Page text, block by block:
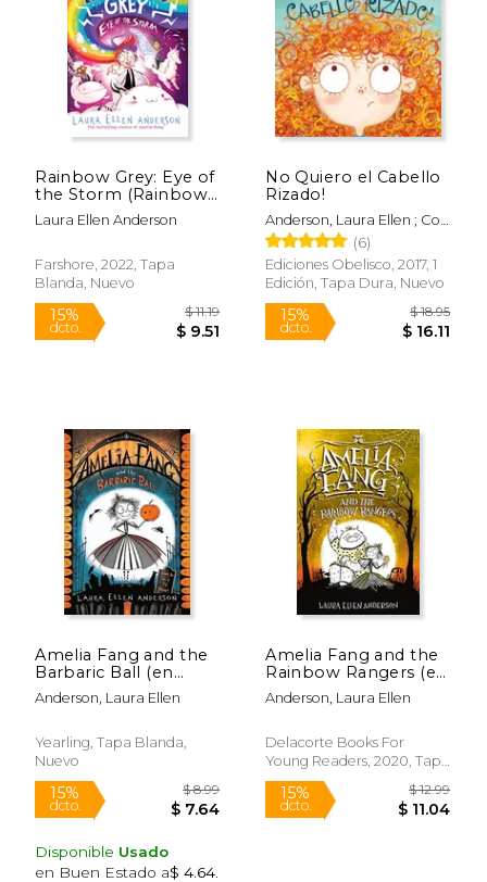
dcto.
15%
dcto.
Rápido
Rainbow Grey: Eye of
the Storm (Rainbow
Grey Series) (en
Inglés)
Laura Ellen Anderson
Farshore, 2022, Tapa
Blanda, Nuevo
15%
dcto. $ 9.51
No Quiero el Cabello
Rizado!
Anderson, Laura Ellen ; Coll,
Olga
(6)
Ediciones Obelisco, 2017, 1
Edición, Tapa Dura, Nuevo
15%
dcto. $
Amelia Fang and the
Barbaric Ball (en
Inglés)
Anderson, Laura Ellen
Yearling, Tapa Blanda,
Nuevo
Disponible Usado
en Buen Estado a$ 4.64
Amelia Fang and the
Rainbow Rangers (en
Inglés)
Anderson, Laura Ellen
Delacorte Books For
Young Readers, 2020, Tapa
Dura, Nuevo